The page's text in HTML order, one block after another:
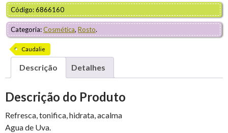
Código: 6866160
Categoria:Cosmética, Rosto.
Caudalie
Descrição Detalhes
Descrição do Produto
Refresca, tonifica, hidrata, acalma
Agua de Uva.